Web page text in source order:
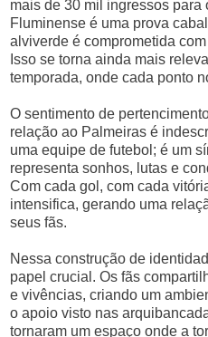
mais de 30 mil ingressos para
Fluminense é uma prova
alviverde é comprometida
Isso se torna ainda mais
temporada, onde cada ponto
O sentimento de
relação ao Palmeiras é
uma equipe de futebol; é um
representa sonhos, lutas e
Com cada gol, com cada
intensifica, gerando uma
seus fãs.
Nessa construção de
papel crucial. Os fãs
e vivências, criando um
o apoio visto nas
tornaram um espaço onde a